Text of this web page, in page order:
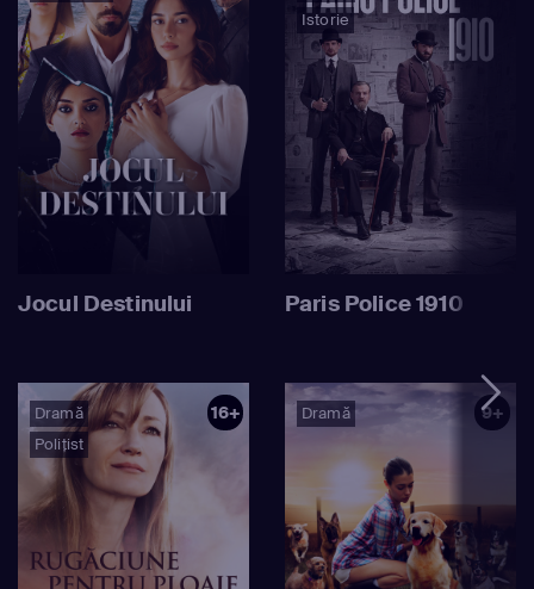
Jocul Destinului
Istorie
Paris Police 1910
Dramă
Polițist
16+ Dramă 9+